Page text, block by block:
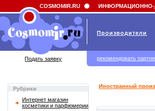
Field 'news_title' doesn't have a default value
Рубрики
Интернет магазин
косметики и парфюмерии
Иностранный
COSMOMIR.RU ИНФОРМАЦИОННО-
Производители
Подать заявку рекомендовать